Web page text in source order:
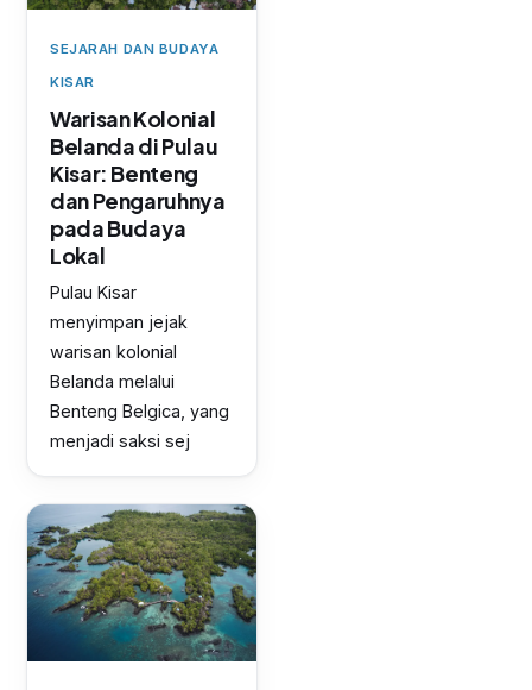
SEJARAH DAN BUDAYA
KISAR
Warisan Kolonial
Belanda di Pulau
Kisar: Benteng
dan Pengaruhnya
pada Budaya
Lokal
Pulau Kisar
menyimpan jejak
warisan kolonial
Belanda melalui
Benteng Belgica, yang
menjadi saksi sej